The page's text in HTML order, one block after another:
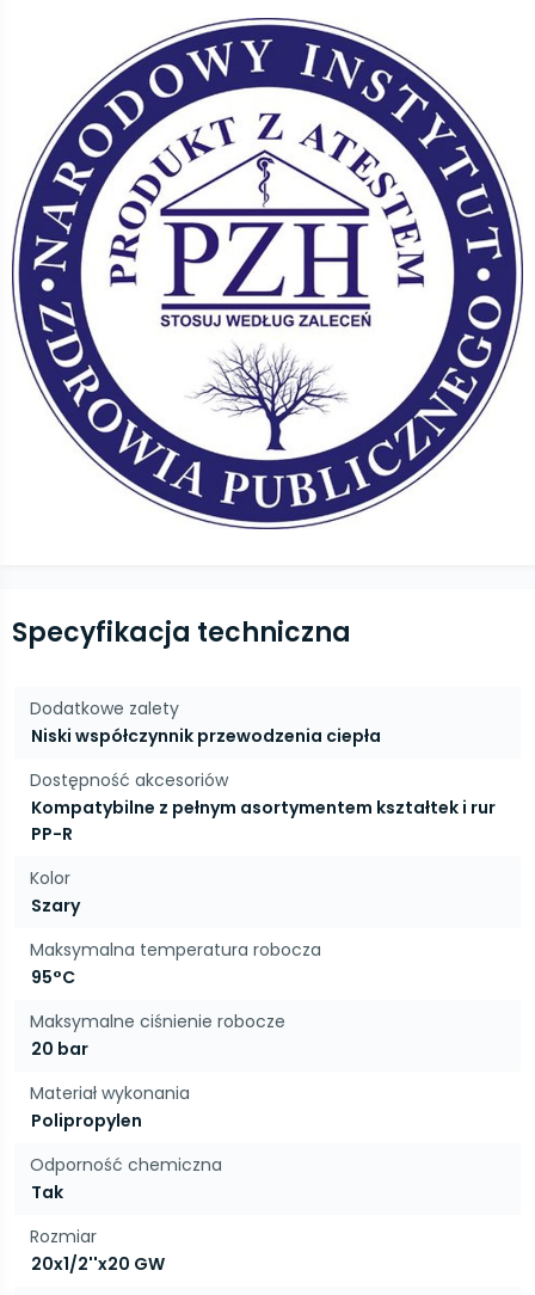
Specyfikacja techniczna
Dodatkowe zalety
Niski współczynnik przewodzenia ciepła
Dostępność akcesoriów
Kompatybilne z pełnym asortymentem kształtek i rur
PP-R
Kolor
Szary
Maksymalna temperatura robocza
95°C
Maksymalne ciśnienie robocze
20 bar
Materiał wykonania
Polipropylen
Odporność chemiczna
Tak
Rozmiar
20x1/2''x20 GW